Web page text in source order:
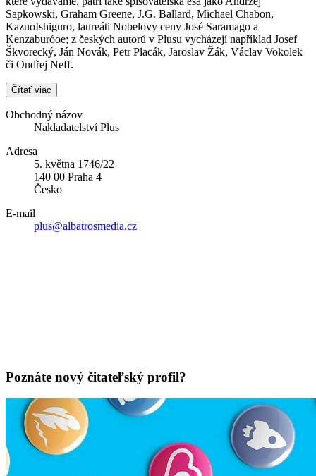
Sapkowski, Graham Greene, J.G. Ballard, Michael Chabon,
KazuoIshiguro, laureáti Nobelovy ceny José Saramago a
Kenzaburóoe; z českých autorů v Plusu vycházejí například Josef
Škvorecký, Ján Novák, Petr Placák, Jaroslav Žák, Václav Vokolek
či Ondřej Neff.
Čítať viac
Obchodný názov
Nakladatelství Plus
Adresa
5. května 1746/22
140 00 Praha 4
Česko
E-mail
plus@albatrosmedia.cz
Poznáte nový čitateľský profil?